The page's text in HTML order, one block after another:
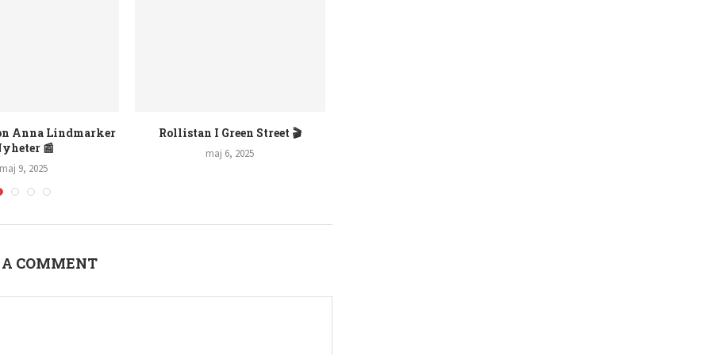
Anneli Pekula Instagram:
Nyheter ✨
Camilla Läckberg Längd 📚 Fakta
COMMENT